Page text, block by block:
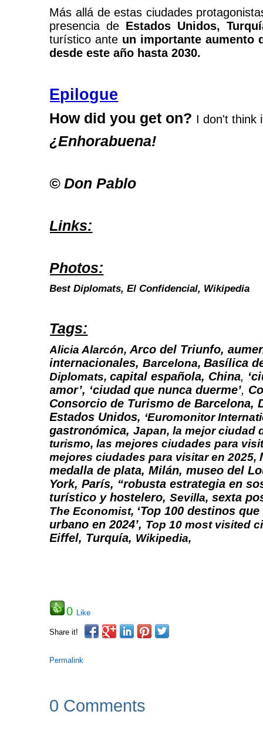
Más allá de estas ciudades
presencia de Estados Unidos,
turístico ante un importante aumento
desde este año hasta 2030.
Epilogue
How did you get on? I don't think
¿Enhorabuena!
© Don Pablo
Links:
Photos:
Best Diplomats, El Confidencial, Wikipedia
Tags:
Alicia Alarcón,Arco del Triunfo,
internacionales,Barcelona,Basílica
Diplomats,capital española, China,
amor’, ‘ciudad que nunca duerme’,
Consorcio de Turismo de Barcelona,
Estados Unidos, ‘Euromonitor
gastronómica,Japan,la mejor ciudad
turismo,las mejores ciudades para
mejores ciudades para visitar en 2025,
medalla de plata, Milán, museo del
York, París, “robusta estrategia en
turístico y hostelero,Sevilla, sexta
The Economist, ‘Top 100 destinos
urbano en 2024’, Top 10 most visited
Eiffel, Turquía, Wikipedia,
0 Like
Share it!
Permalink
0 Comments